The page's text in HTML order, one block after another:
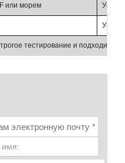
или морем
тестирование и подходит